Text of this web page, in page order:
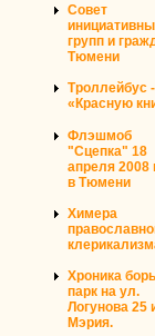
Совет
групп и
Тюмени
Троллейбус
«Красную
Флэшмоб
"Сцепка" 18
апреля 2008
в Тюмени
Химера
Хроника
парк на ул.
Логунова 25
Мэрия.